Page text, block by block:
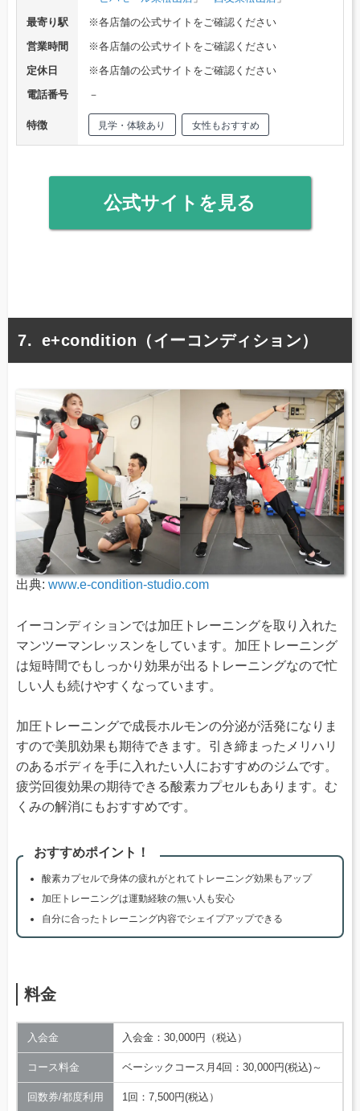
最寄り駅
※各店舗の公式サイトをご確認ください
営業時間
※各店舗の公式サイトをご確認ください
定休日
※各店舗の公式サイトをご確認ください
電話番号
－
特徴 見学・体験あり 女性もおすすめ
公式サイトを見る
e+condition（イーコンディション）
出典: www.e-condition-studio.com
イーコンディションでは加圧トレーニングを取り入れた
マンツーマンレッスンをしています。加圧トレーニング
は短時間でもしっかり効果が出るトレーニングなので忙
しい人も続けやすくなっています。
加圧トレーニングで成長ホルモンの分泌が活発になりま
すので美肌効果も期待できます。引き締まったメリハリ
のあるボディを手に入れたい人におすすめのジムです。
疲労回復効果の期待できる酸素カプセルもあります。む
くみの解消にもおすすめです。
おすすめポイント！
酸素カプセルで身体の疲れがとれてトレーニング効果もアップ
加圧トレーニングは運動経験の無い人も安心
自分に合ったトレーニング内容でシェイプアップできる
料金
入会金 入会金：30,000円（税込）
コース料金 ベーシックコース月4回：30,000円(税込)～
回数券/都度利用 1回：7,500円(税込）